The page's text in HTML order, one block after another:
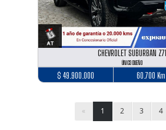
CHEVROLET SUBURBAN Z71
ÚNICO DUEÑO
$ 49.900.000 60.700 Km
« 1 2 3 4